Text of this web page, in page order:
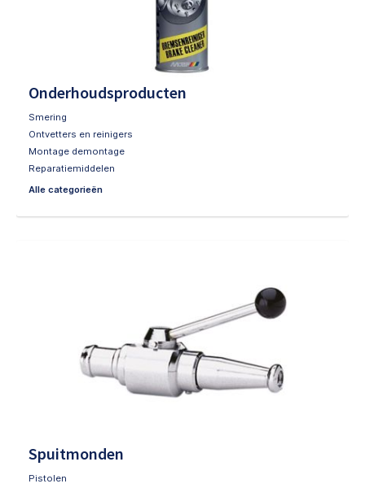
Onderhoudsproducten
Smering
Ontvetters en reinigers
Montage demontage
Reparatiemiddelen
Alle categorieën
Spuitmonden
Pistolen